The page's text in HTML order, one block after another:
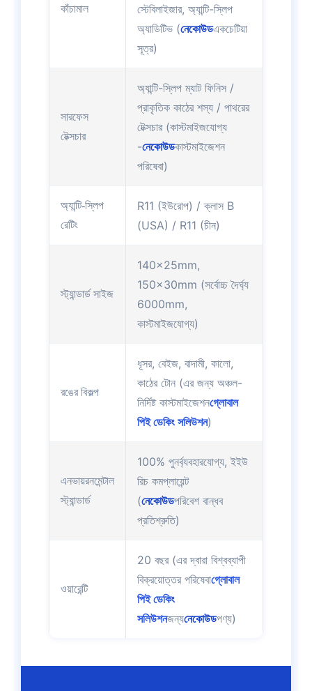
কাঁচামাল
স্টেবিলাইজার, অ্যান্টি-স্লিপ
অ্যাডিটিভ (নেকোউডএকচেটিয়া
সূত্র)
সারফেস
টেক্সচার
অ্যান্টি-স্লিপ ম্যাট ফিনিস /
প্রাকৃতিক কাঠের শস্য / পাথরের
টেক্সচার (কাস্টমাইজযোগ্য
-নেকোউডকাস্টমাইজেশন
পরিষেবা)
অ্যান্টি-স্লিপ
রেটিং
R11 (ইউরোপ) / ক্লাস B
(USA) / R11 (চীন)
স্ট্যান্ডার্ড সাইজ
140×25mm,
150×30mm (সর্বোচ্চ দৈর্ঘ্য
6000mm,
কাস্টমাইজযোগ্য)
রঙের বিকল্প
ধূসর, বেইজ, বাদামী, কালো,
কাঠের টোন (এর জন্য অঞ্চল-
নির্দিষ্ট কাস্টমাইজেশনগ্লোবাল
পিই ডেকিং সলিউশন)
এনভায়রনমেন্টাল
স্ট্যান্ডার্ড
100% পুনর্ব্যবহারযোগ্য, ইইউ
রিচ কমপ্লায়েন্ট
(নেকোউডপরিবেশ বান্ধব
প্রতিশ্রুতি)
ওয়ারেন্টি
20 বছর (এর দ্বারা বিশ্বব্যাপী
বিক্রয়োত্তর পরিষেবাগ্লোবাল
পিই ডেকিং
সলিউশনজন্যনেকোউডপণ্য)